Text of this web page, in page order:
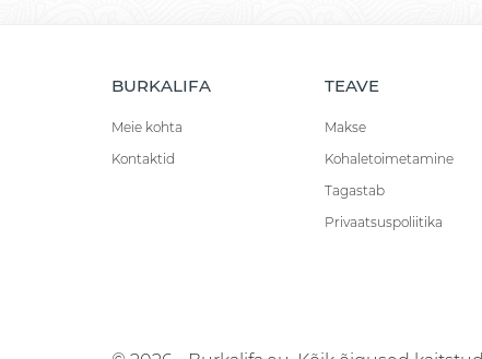
BURKALIFA
Meie kohta
Kontaktid
TEAVE
Makse
Kohaletoimetamine
Tagastab
Privaatsuspoliitika